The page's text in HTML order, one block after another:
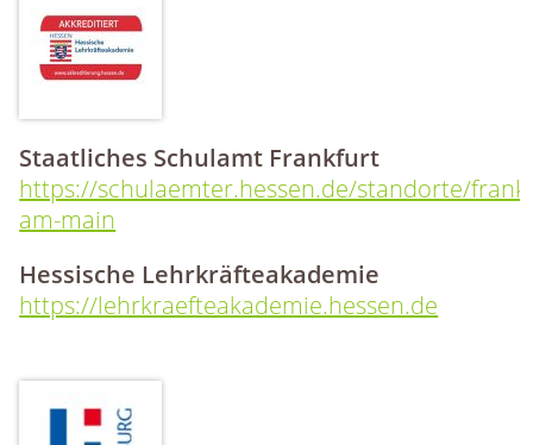
Staatliches Schulamt Frankfurt
https://schulaemter.hessen.de/standorte/
am-main
Hessische Lehrkräfteakademie
https://lehrkraefteakademie.hessen.de